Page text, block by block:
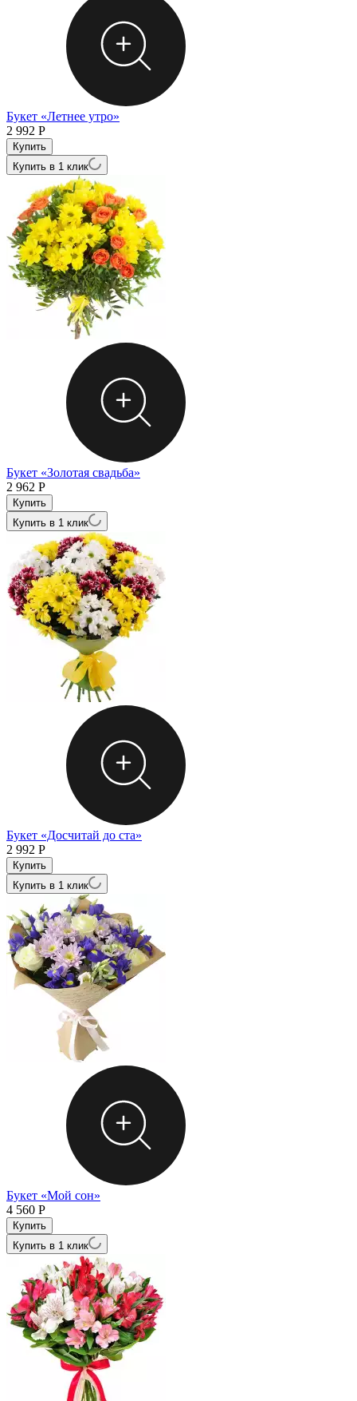
Букет «Летнее утро»
2 992 Р
Купить в 1 клик
Букет «Золотая свадьба»
2 962 Р
Купить в 1 клик
Букет «Досчитай до ста»
2 992 Р
Купить в 1 клик
Букет «Мой сон»
4 560 Р
Купить в 1 клик